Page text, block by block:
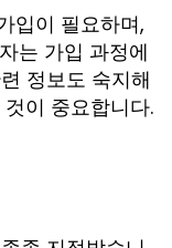
입이 필요하며,
는 가입 과정에
정보도 숙지해
이 중요합니다.